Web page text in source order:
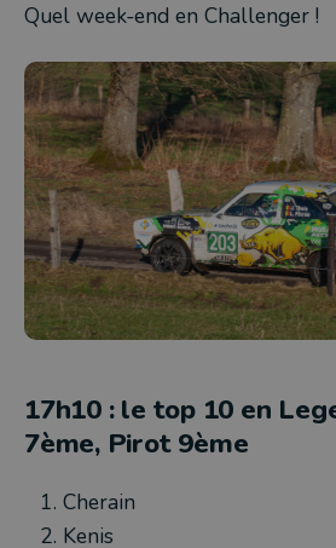
Quel week-end en Challenger !
17h10 : le top 10 en
7ème, Pirot 9ème
Cherain
Kenis